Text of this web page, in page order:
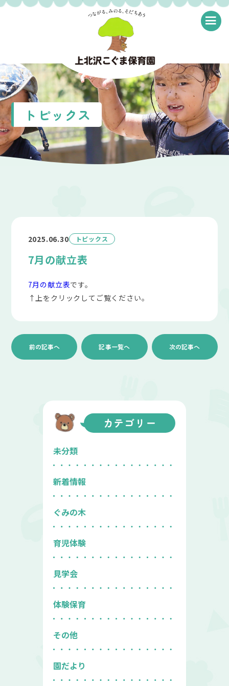
≡
トピックス
2025.06.30 トピックス
7月の献立表
7月の献立表です。
↑上をクリックしてご覧ください。
前の記事へ 記事一覧へ 次の記事へ
カテゴリー
未分類
新着情報
ぐみの木
育児体験
見学会
体験保育
その他
園だより